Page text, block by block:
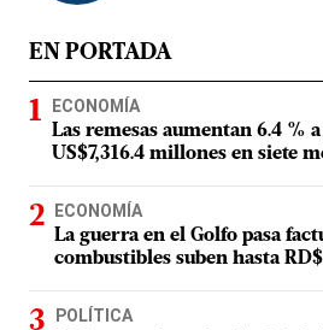
EN PORTADA
ECONOMÍA
Las remesas aumentan 6.4 %
US$7,316.4 millones en siete
ECONOMÍA
La guerra en el Golfo pasa
combustibles suben hasta
POLÍTICA